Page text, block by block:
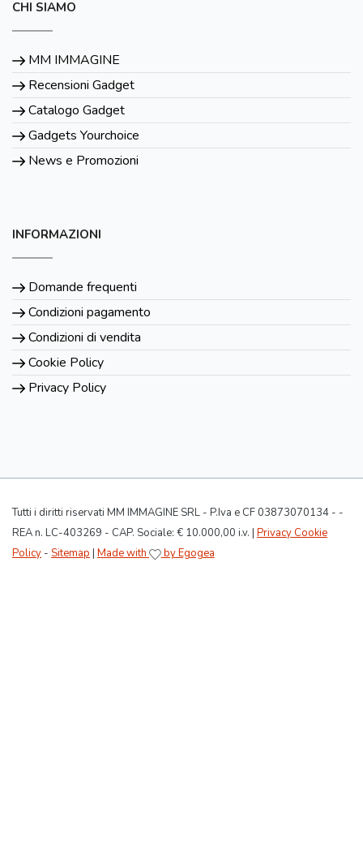
CHI SIAMO
MM IMMAGINE
Recensioni Gadget
Catalogo Gadget
Gadgets Yourchoice
News e Promozioni
INFORMAZIONI
Domande frequenti
Condizioni pagamento
Condizioni di vendita
Cookie Policy
Privacy Policy
Tutti i diritti riservati MM IMMAGINE SRL - P.Iva e CF 03873070134 - -
REA n. LC-403269 - CAP. Sociale: € 10.000,00 i.v. | Privacy Cookie
Policy - Sitemap | Made with by Egogea